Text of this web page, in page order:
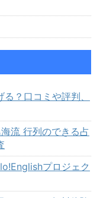
？口コミや評判、
流 行列のできる占
プロジェク